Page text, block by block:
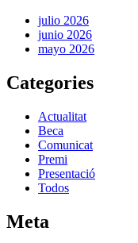
julio 2026
junio 2026
mayo 2026
Categories
Actualitat
Beca
Comunicat
Premi
Presentació
Todos
Meta